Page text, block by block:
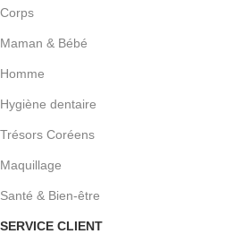
Corps
Maman & Bébé
Homme
Hygiène dentaire
Trésors Coréens
Maquillage
Santé & Bien-être
SERVICE CLIENT